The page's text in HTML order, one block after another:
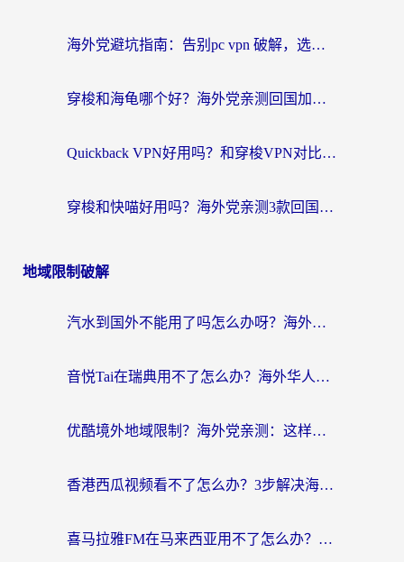
海外党避坑指南：告别pc vpn 破解，选对回国加速器轻松访问国内资源
穿梭和海龟哪个好？海外党亲测回国加速器，附电脑免费VPN推荐
Quickback VPN好用吗？和穿梭VPN对比哪个回国效果更好？海外党必看的真实测评与选择指南
穿梭和快喵好用吗？海外党亲测3款回国加速器，附日本回国VPN避坑指南
地域限制破解
汽水到国外不能用了吗怎么办呀？海外党追剧看片的救星在这里！
音悦Tai在瑞典用不了怎么办？海外华人追剧听歌的实用指南
优酷境外地域限制？海外党亲测：这样看国内剧再也不卡（附3个实用场景解决）
香港西瓜视频看不了怎么办？3步解决海外追剧难题，附靠谱加速器推荐
喜马拉雅FM在马来西亚用不了怎么办？海外华人亲测有效的回国加速指南